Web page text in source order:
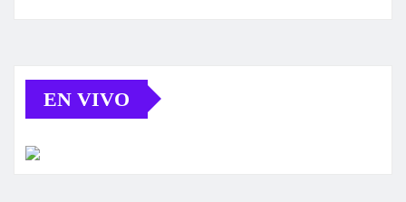
EN VIVO